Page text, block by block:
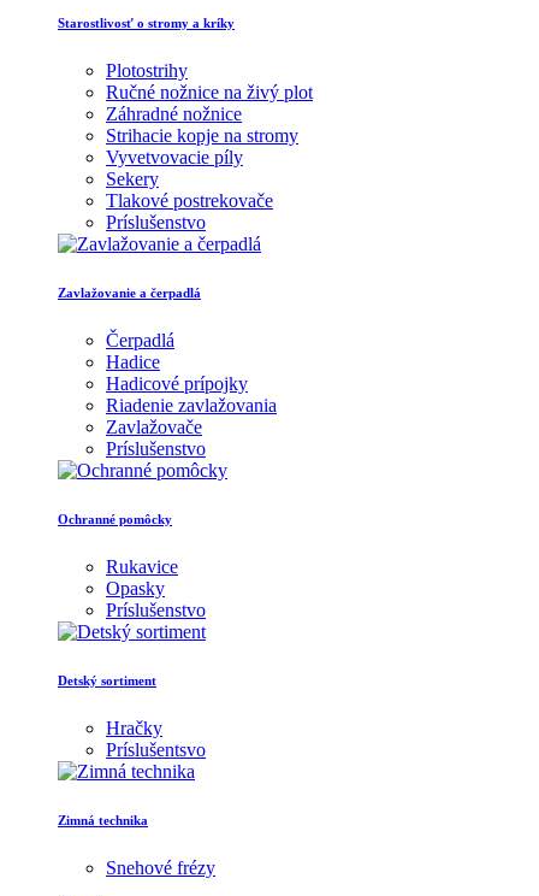
Starostlivosť o stromy a kríky
Plotostrihy
Ručné nožnice na živý plot
Záhradné nožnice
Strihacie kopje na stromy
Vyvetvovacie píly
Sekery
Tlakové postrekovače
Príslušenstvo
Zavlažovanie a čerpadlá
Čerpadlá
Hadice
Hadicové prípojky
Riadenie zavlažovania
Zavlažovače
Príslušenstvo
Ochranné pomôcky
Rukavice
Opasky
Príslušenstvo
Detský sortiment
Hračky
Príslušentsvo
Zimná technika
Snehové frézy